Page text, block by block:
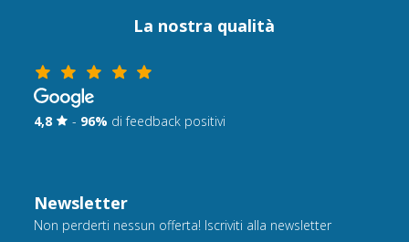
La nostra qualità
4,8 - 96% di feedback positivi
Newsletter
Non perderti nessun offerta! Iscriviti alla newsletter